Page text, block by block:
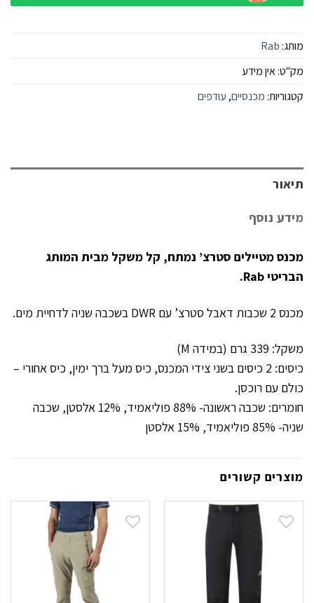
מותג: Rab
מק"ט:אין מידע
קטגוריות: מכנסיים, עודפים
תיאור
מידע נוסף
מכנס מטיילים סטרצ’ נמתח, קל משקל מבית המותג
הבריטי Rab.
מכנס 2 שכבות דאבל סטרצ’ עם DWR בשכבה שניה לדחיית מים.
משקל: 339 גרם (במידה M)
כיסים: 2 כיסים בשני צידי המכנס, כיס מעל ברך ימין, כיס אחורי –
כולם עם רוכסן.
חומרים: שכבה ראשונה- 88% פוליאמיד, 12% אלסטן, שכבה
שניה- 85% פוליאמיד, 15% אלסטן
מוצרים קשורים